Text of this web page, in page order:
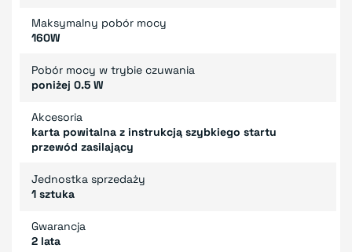
Maksymalny pobór mocy
160W
Pobór mocy w trybie czuwania
poniżej 0.5 W
Akcesoria
karta powitalna z instrukcją szybkiego startu
przewód zasilający
Jednostka sprzedaży
1 sztuka
Gwarancja
2 lata